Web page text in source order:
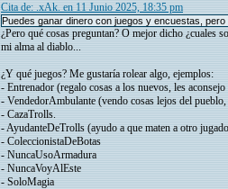
Cita de: .xAk. en 11 Junio 2025, 18:35 pm
Puedes ganar dinero con juegos y encuestas,
¿Pero qué cosas preguntan? O mejor dicho ¿cuales
mi alma al diablo...
¿Y qué juegos? Me gustaría rolear algo, ejemplos:
- Entrenador (regalo cosas a los nuevos, les aconsejo
- VendedorAmbulante (vendo cosas lejos del
- CazaTrolls.
- AyudanteDeTrolls (ayudo a que maten a otro
- ColeccionistaDeBotas
- NuncaUsoArmadura
- NuncaVoyAlEste
- SoloMagia